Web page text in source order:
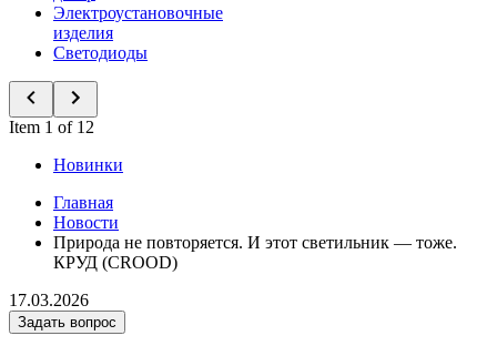
Электроустановочные
изделия
Светодиоды
Item 1 of 12
Новинки
Главная
Новости
Природа не повторяется. И этот светильник — тоже.
КРУД (CROOD)
17.03.2026
Задать вопрос